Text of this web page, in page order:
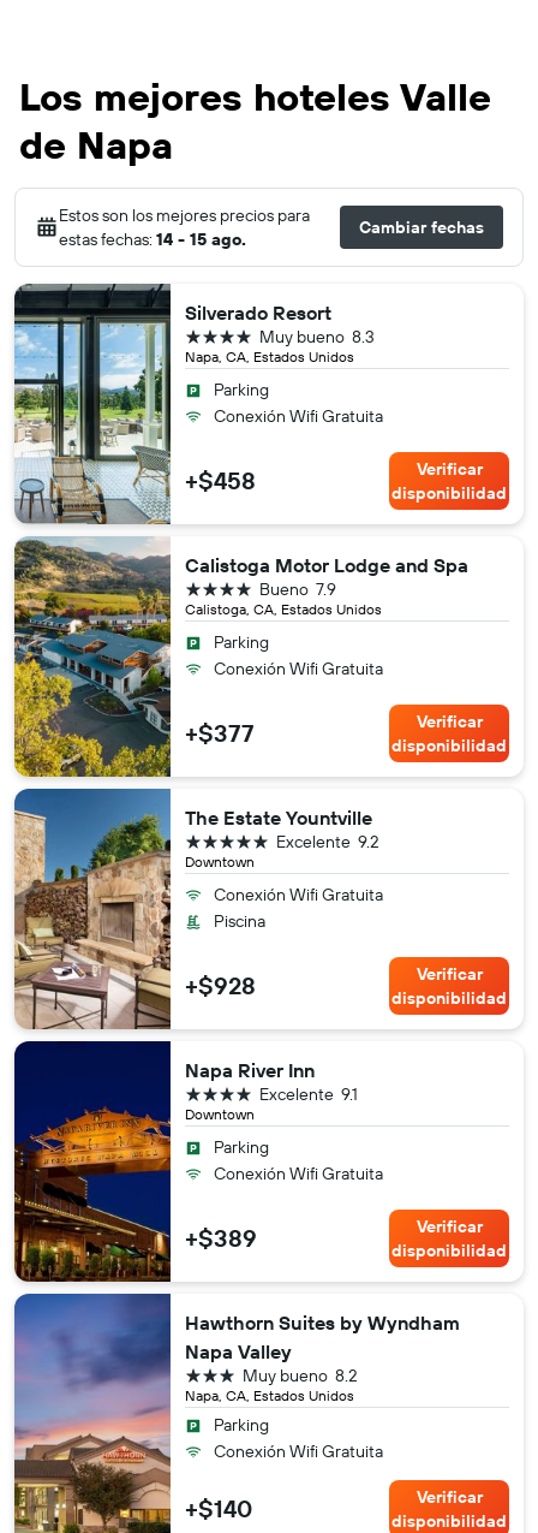
Los mejores hoteles Valle
de Napa
Estos son los mejores precios para
estas fechas: 14 - 15 ago.
Cambiar fechas
Silverado Resort
Napa, CA, Estados Unidos
8.3
Muy bueno
4 estrellas
Parking
Conexión Wifi Gratuita
+$458
Verificar
disponibilidad
Calistoga Motor Lodge and Spa
Calistoga, CA, Estados Unidos
7.9
Bueno
4 estrellas
Parking
Conexión Wifi Gratuita
+$377
Verificar
disponibilidad
The Estate Yountville
Downtown
9.2
Excelente
5 estrellas
Conexión Wifi Gratuita
Piscina
+$928
Verificar
disponibilidad
Napa River Inn
Downtown
9.1
Excelente
4 estrellas
Parking
Conexión Wifi Gratuita
+$389
Verificar
disponibilidad
Hawthorn Suites by Wyndham
Napa Valley
Napa, CA, Estados Unidos
8.2
Muy bueno
3 estrellas
Parking
Conexión Wifi Gratuita
+$140
Verificar
disponibilidad